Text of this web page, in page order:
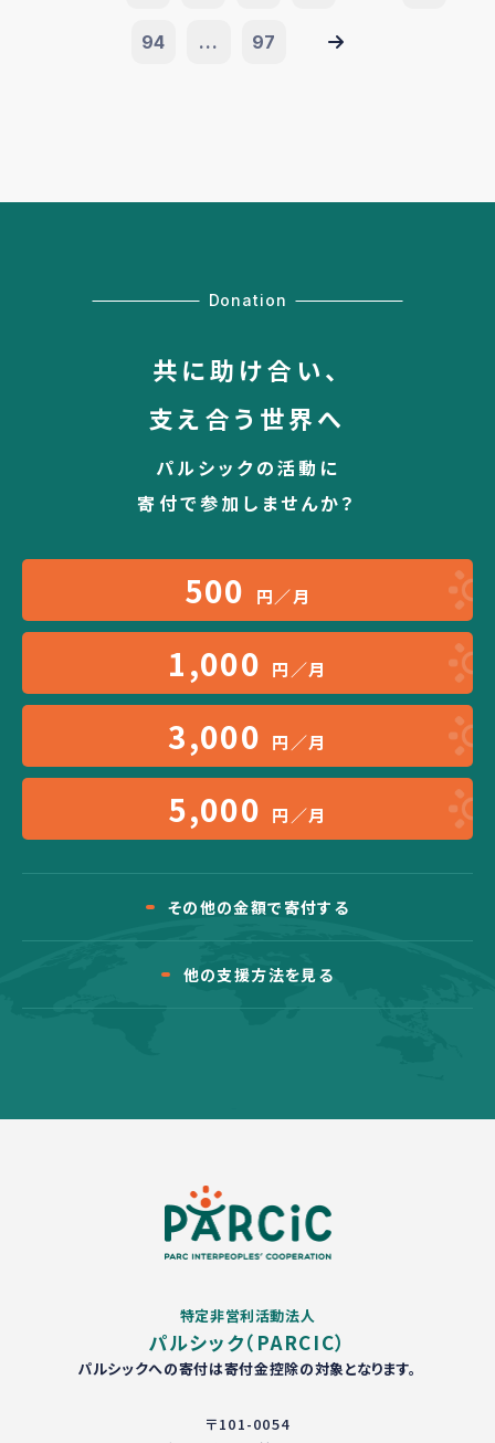
94 ... 97
Donation
共に助け合い、
支え合う世界へ
パルシックの活動に
寄付で参加しませんか？
500 円／月
1,000 円／月
3,000 円／月
5,000 円／月
その他の金額で寄付する
他の支援方法を見る
特定非営利活動法人
パルシック（PARCIC）
パルシックへの寄付は寄付金控除の対象となります。
〒101-0054